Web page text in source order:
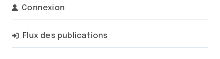
Connexion
Flux des publications